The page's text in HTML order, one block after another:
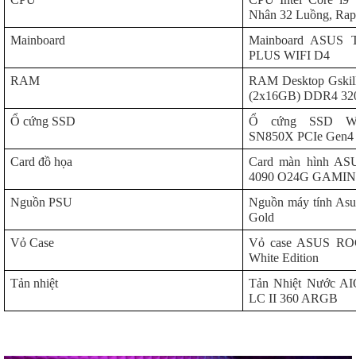
Nhân 32 Luồng,
Mainboard
Mainboard ASUS
PLUS WIFI D4
RAM
RAM Desktop
(2x16GB) DDR4
Ổ cứng SSD
Ổ cứng SSD
SN850X PCIe
Card đồ họa
Card màn hình
4090 O24G
Nguồn PSU
Nguồn máy tính
Gold
Vỏ Case
Vỏ case ASUS
White Edition
Tản nhiệt
Tản Nhiệt Nước
LC II 360 ARGB